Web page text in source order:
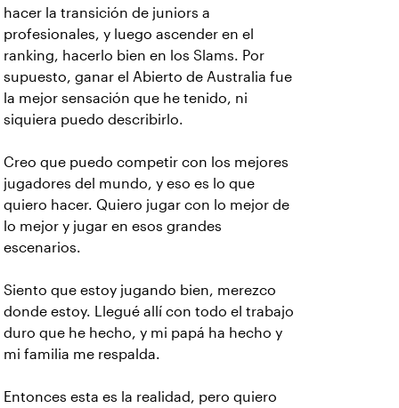
hacer la transición de juniors a
profesionales, y luego ascender en el
ranking, hacerlo bien en los Slams. Por
supuesto, ganar el Abierto de Australia fue
la mejor sensación que he tenido, ni
siquiera puedo describirlo.
Creo que puedo competir con los mejores
jugadores del mundo, y eso es lo que
quiero hacer. Quiero jugar con lo mejor de
lo mejor y jugar en esos grandes
escenarios.
Siento que estoy jugando bien, merezco
donde estoy. Llegué allí con todo el trabajo
duro que he hecho, y mi papá ha hecho y
mi familia me respalda.
Entonces esta es la realidad, pero quiero